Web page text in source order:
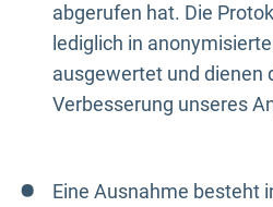
abgerufen hat. Die
lediglich in
ausgewertet und dienen
Verbesserung unseres
Eine Ausnahme besteht